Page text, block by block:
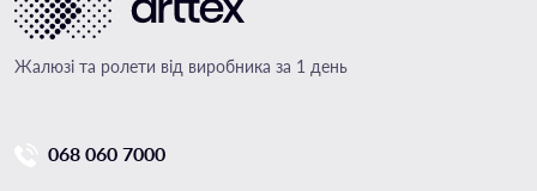
Жалюзі та ролети від виробника за 1 день
068 060 7000